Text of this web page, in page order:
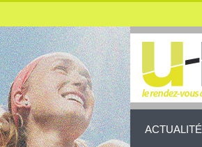
ACTUALITÉ